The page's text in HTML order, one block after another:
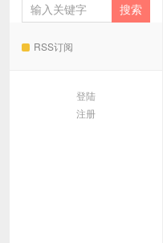
RSS订阅
登陆
注册